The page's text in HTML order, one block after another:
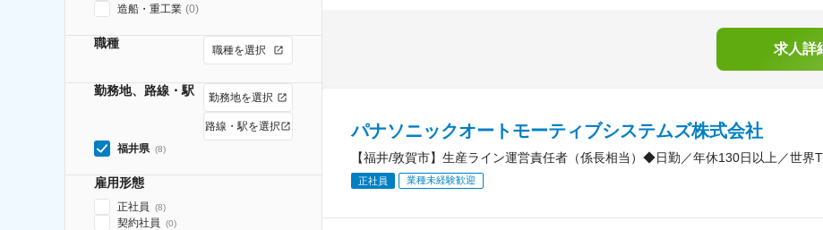
造船・重工業 (0)
職種 職種を選択
勤務地、路線・駅 勤務地を選択
路線・駅を選択
福井県 (8)
雇用形態
正社員 (8)
契約社員 (0)
求人詳
パナソニックオートモーティブシステムズ株式会社
【福井/敦賀市】生産ライン運営責任者（係長相当）◆日勤／年休130日以上／世界
正社員 業種未経験歓迎